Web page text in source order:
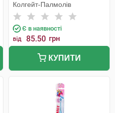
Колгейт-Палмолів
Є в наявності
від 85.50 грн
КУПИТИ